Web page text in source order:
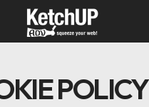
POLICY